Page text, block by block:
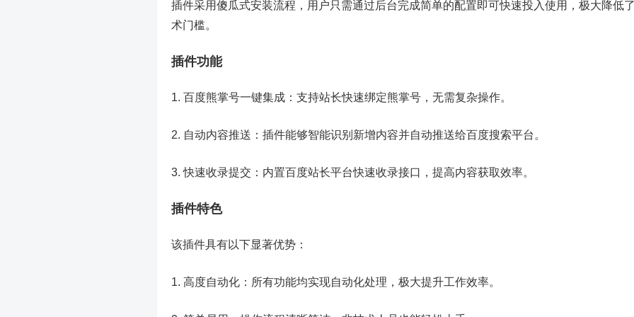
插件采用傻瓜式安装流程，用户只需通过后台完成简单的配置即可快速投入使用，极大降低
术门槛。
插件功能
1. 百度熊掌号一键集成：支持站长快速绑定熊掌号，无需复杂操作。
2. 自动内容推送：插件能够智能识别新增内容并自动推送给百度搜索平台。
3. 快速收录提交：内置百度站长平台快速收录接口，提高内容获取效率。
插件特色
该插件具有以下显著优势：
1. 高度自动化：所有功能均实现自动化处理，极大提升工作效率。